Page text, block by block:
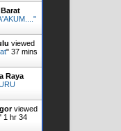
viewed
" 37 mins
Raya
viewed
1 hr 34